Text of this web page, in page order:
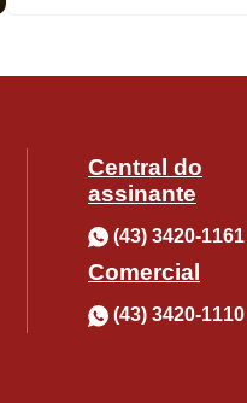
Central do
assinante
(43) 3420-1161
Comercial
(43) 3420-1110